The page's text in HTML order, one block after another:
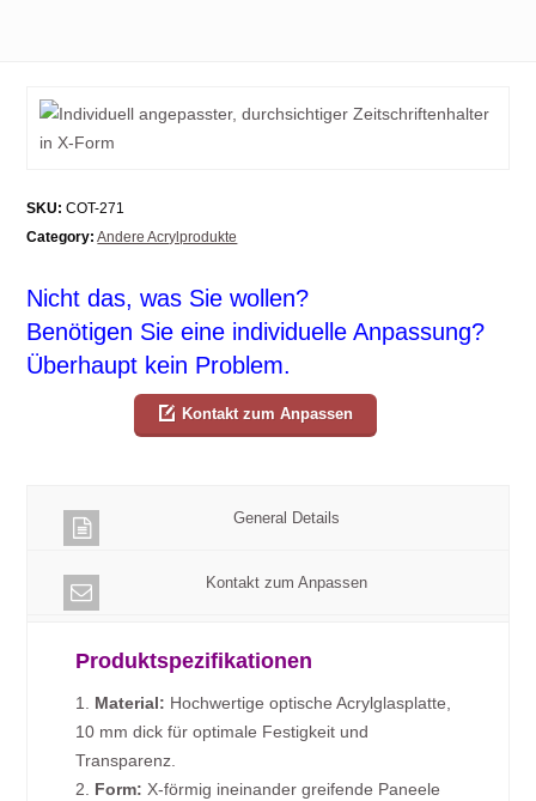
SKU: COT-271
Category: Andere Acrylprodukte
Nicht das, was Sie wollen?
Benötigen Sie eine individuelle Anpassung?
Überhaupt kein Problem.
Kontakt zum Anpassen
General Details
Kontakt zum Anpassen
Produktspezifikationen
1. Material: Hochwertige optische Acrylglasplatte,
10 mm dick für optimale Festigkeit und
Transparenz.
2. Form: X-förmig ineinander greifende Paneele